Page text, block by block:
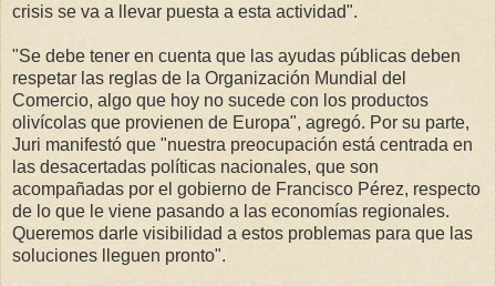
crisis se va a llevar puesta a esta actividad".
"Se debe tener en cuenta que las ayudas públicas deben
respetar las reglas de la Organización Mundial del
Comercio, algo que hoy no sucede con los productos
olivícolas que provienen de Europa", agregó. Por su parte,
Juri manifestó que "nuestra preocupación está centrada en
las desacertadas políticas nacionales, que son
acompañadas por el gobierno de Francisco Pérez, respecto
de lo que le viene pasando a las economías regionales.
Queremos darle visibilidad a estos problemas para que las
soluciones lleguen pronto".